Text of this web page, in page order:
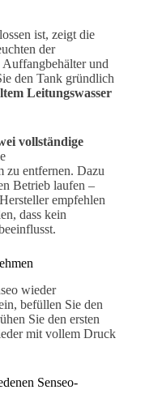
ist, zeigt die
der
und
den Tank gründlich
Leitungswasser
vollständige
zu entfernen. Dazu
Betrieb laufen –
empfehlen
dass kein
wieder
befüllen Sie den
Sie den ersten
mit vollem Druck
Senseo-